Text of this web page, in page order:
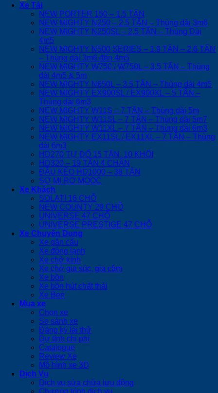
Xe Tải
NEW PORTER 150 – 1.5 TẤN
NEW MIGHTY N250 – 2.5 TẤN – Thùng dài 3m6
NEW MIGHTY N250SL – 2.5 TẤN – Thùng Dài
4m5
NEW MIGHTY N500 SERIES – 1.9 TẤN – 2.6 TẤN
– Thùng dài 3m6 đến 4m5
NEW MIGHTY W750 / W750L – 3.5 TẤN – Thùng
dài 4m5 & 5m
NEW MIGHTY N650L – 3.5 TẤN – Thùng dài 4m5
NEW MIGHTY EX900SL / EX900XL – 5 TẤN –
Thùng dài 6m3
NEW MIGHTY W11S – 7 TẤN – Thùng dài 5m
NEW MIGHTY W11SL – 7 TẤN – Thùng dài 5m7
NEW MIGHTY W11XL – 7 TẤN – Thùng dài 6m3
NEW MIGHTY EX11SL / EX11XL – 7 TẤN – Thùng
dài 6m3
HD270 TỰ ĐỔ 15 TẤN, 10 KHỐI
HD320 – 19 TẤN 4 CHÂN
ĐẦU KÉO HD1000 – 38 TẤN
SƠ MI RƠ MOOC
Xe Khách
SOLATI 16 CHỖ
NEW COUNTY 29 CHỖ
UNIVERSE 47 CHỖ
UNIVERSE PRESTIGE 47 CHỖ
Xe Chuyên Dụng
Xe gắn cẩu
Xe đông lạnh
Xe chở kính
Xe chở gia súc, gia cầm
Xe bồn
Xe bồn hút chất thải
Xe Ben
Mua xe
Chọn xe
So sánh xe
Đăng ký lái thử
Dự tính chi phí
Catalogue
Review Xe
Mô hình xe 3D
Dịch Vụ
Dịch vụ sửa chữa lưu động
Chương trình dịch vụ